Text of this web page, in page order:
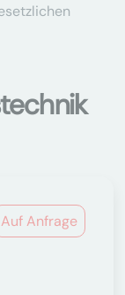
Auf Anfrage